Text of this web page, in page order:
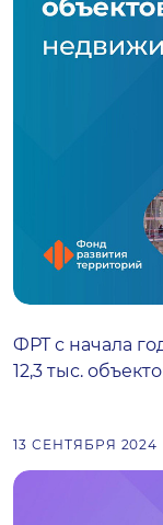
ФРТ с начала
12,3 тыс.
13 СЕНТЯБРЯ 2024